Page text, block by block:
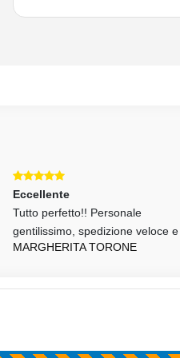
Eccellente
Tutto perfetto!! Personale
gentilissimo, spedizione veloce e
MARGHERITA TORONE